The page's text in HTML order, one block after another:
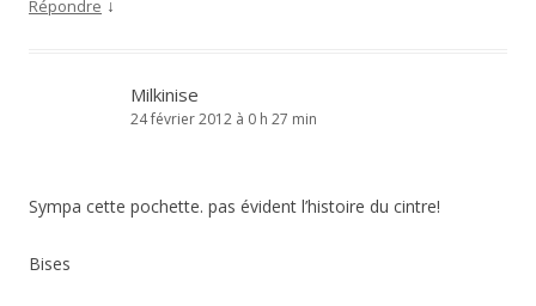
Répondre ↓
Milkinise
24 février 2012 à 0 h 27 min
Sympa cette pochette. pas évident l’histoire du cintre!
Bises